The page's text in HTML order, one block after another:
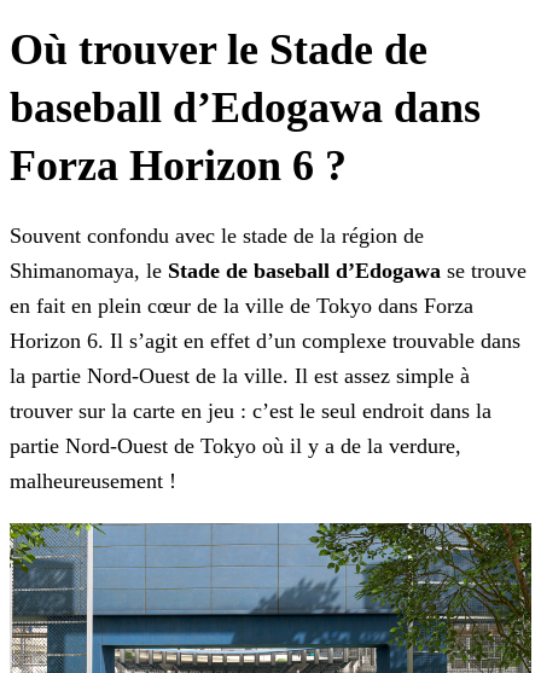
Où trouver le Stade de
baseball d’Edogawa dans
Forza Horizon 6 ?
Souvent confondu avec le stade de la région de
Shimanomaya, le Stade de baseball d’Edogawa se trouve
en fait en plein cœur de la ville de Tokyo dans Forza
Horizon 6. Il s’agit en effet d’un complexe trouvable dans
la partie Nord-Ouest de la ville. Il est assez simple à
trouver sur la carte en jeu : c’est le seul endroit dans la
partie Nord-Ouest de Tokyo où il y a de la verdure,
malheureusement !